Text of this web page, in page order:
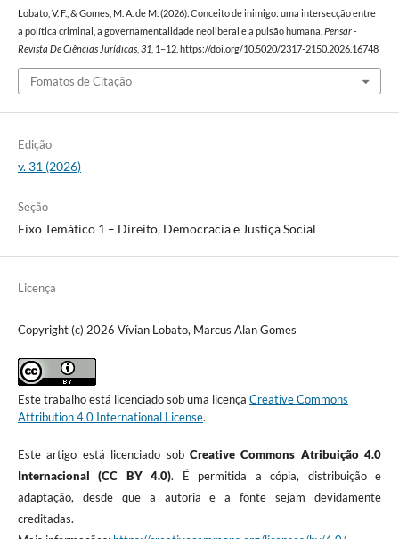
Lobato, V. F., & Gomes, M. A. de M. (2026). Conceito de inimigo: uma intersecção entre
a política criminal, a governamentalidade neoliberal e a pulsão humana. Pensar -
Revista De Ciências Jurídicas, 31 , 1–12. https://doi.org/10.5020/2317-2150.2026.16748
Fomatos de Citação
Edição
v. 31 (2026)
Seção
Eixo Temático 1 – Direito, Democracia e Justiça Social
Licença
Copyright (c) 2026 Vívian Lobato, Marcus Alan Gomes
Este trabalho está licenciado sob uma licença Creative Commons
Attribution 4.0 International License.
Este artigo está licenciado sob Creative Commons Atribuição 4.0
Internacional (CC BY 4.0). É permitida a cópia, distribuição e
adaptação, desde que a autoria e a fonte sejam devidamente
creditadas.